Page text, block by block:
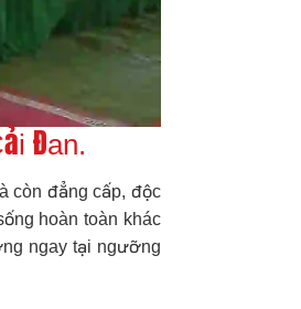
Đan.
còn đẳng cấp, độc
hoàn toàn khác
ngay tại ngưỡng